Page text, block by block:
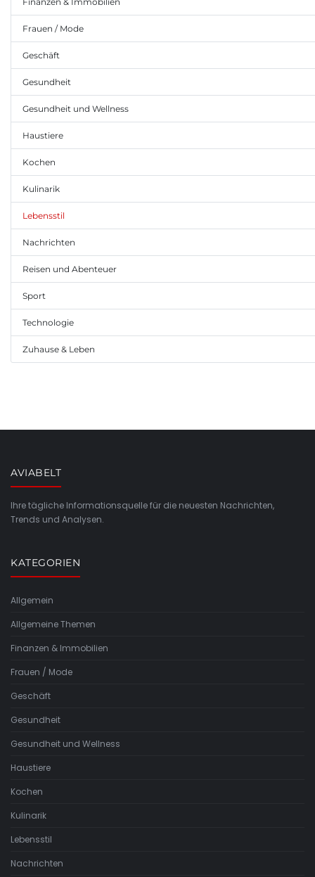
Frauen / Mode
Geschäft
Gesundheit
Gesundheit und Wellness
Haustiere
Kochen
Kulinarik
Lebensstil
Nachrichten
Reisen und Abenteuer
Sport
Technologie
Zuhause & Leben
AVIABELT
Ihre tägliche Informationsquelle für die neuesten Nachrichten,
Trends und Analysen.
KATEGORIEN
Allgemein
Allgemeine Themen
Finanzen & Immobilien
Frauen / Mode
Geschäft
Gesundheit
Gesundheit und Wellness
Haustiere
Kochen
Kulinarik
Lebensstil
Nachrichten